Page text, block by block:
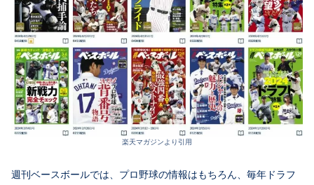
楽天マガジンより引用
週刊ベースボールでは、プロ野球の情報はもちろん、毎年ドラフ